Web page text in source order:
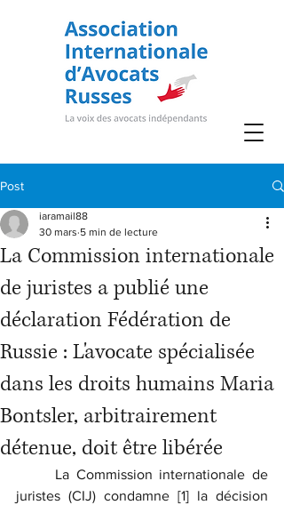
Post
La Commission internationale
de juristes a publié une
déclaration Fédération de
Russie : L'avocate spécialisée
dans les droits humains Maria
Bontsler, arbitrairement
détenue, doit être libérée
iaramail88
30 mars 5 min de lecture
juristes (CIJ) condamne [1] la décision